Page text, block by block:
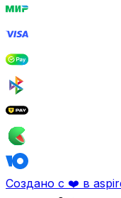
Создано с ❤️ в